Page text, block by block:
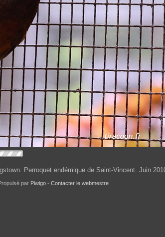
Perroquet endémique de Saint-Vincent. Juin
par Piwigo - Contacter le webmestre